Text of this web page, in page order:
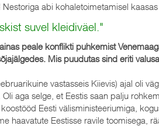
abi kohaletoimetamisel kaasas
suvel kleidiväel."
peale konflikti puhkemist
Mis puudutas sind eriti
vastasseis Kiievis) ajal oli
aga selge, et Eestis saan palju
Eesti välisministeeriumiga,
haavatute Eestisse ravile toomisega,